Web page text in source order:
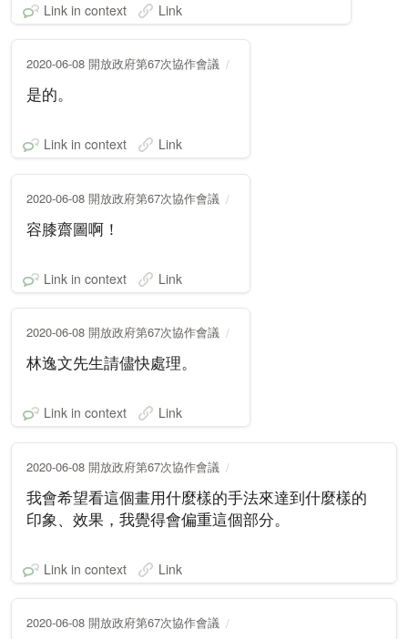
Link in context Link
2020-06-08 開放政府第67次協作會議
是的。
Link in context Link
2020-06-08 開放政府第67次協作會議
容膝齋圖啊！
Link in context Link
2020-06-08 開放政府第67次協作會議
林逸文先生請儘快處理。
Link in context Link
2020-06-08 開放政府第67次協作會議
我會希望看這個畫用什麼樣的手法來達到什麼樣的
印象、效果，我覺得會偏重這個部分。
Link in context Link
2020-06-08 開放政府第67次協作會議